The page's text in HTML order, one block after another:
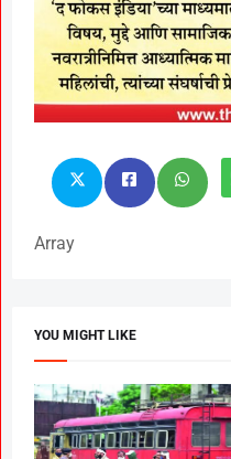
Array
YOU MIGHT LIKE